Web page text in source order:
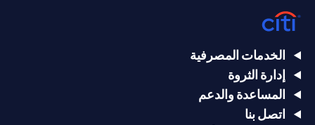
الخدمات المصرفية
إدارة الثروة
المساعدة والدعم
اتصل بنا